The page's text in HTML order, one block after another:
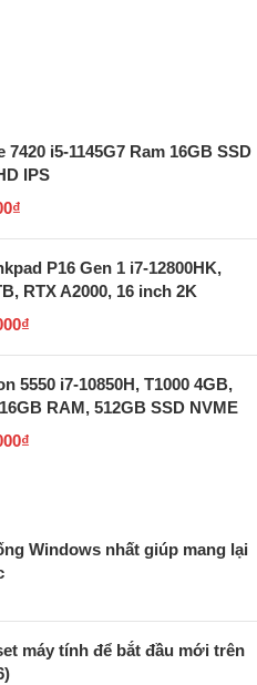
i5-1145G7 Ram 16GB SSD
IPS
₫
P16 Gen 1 i7-12800HK,
RTX A2000, 16 inch 2K
₫
5550 i7-10850H, T1000 4GB,
RAM, 512GB SSD NVME
₫
Windows nhất giúp mang lại
máy tính để bắt đầu mới trên